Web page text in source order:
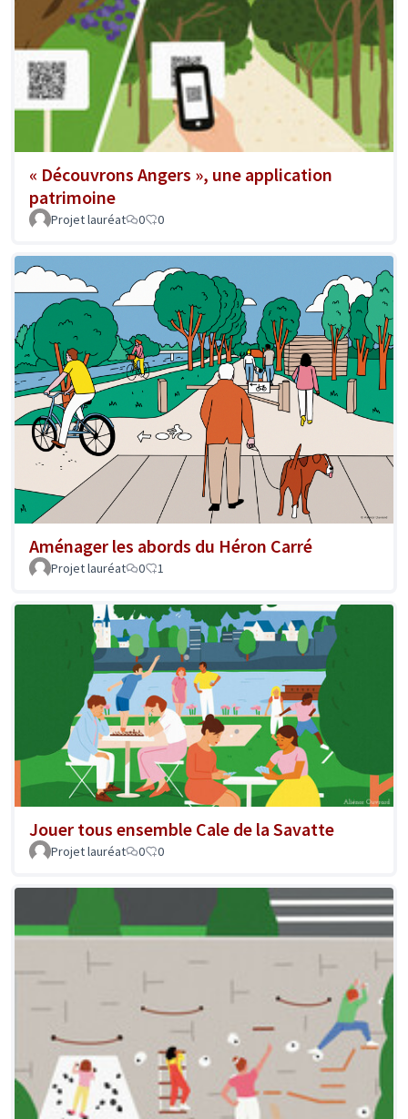
« Découvrons Angers », une application
patrimoine
Projet lauréat 0 0
Aménager les abords du Héron Carré
Projet lauréat 0 1
Jouer tous ensemble Cale de la Savatte
Projet lauréat 0 0